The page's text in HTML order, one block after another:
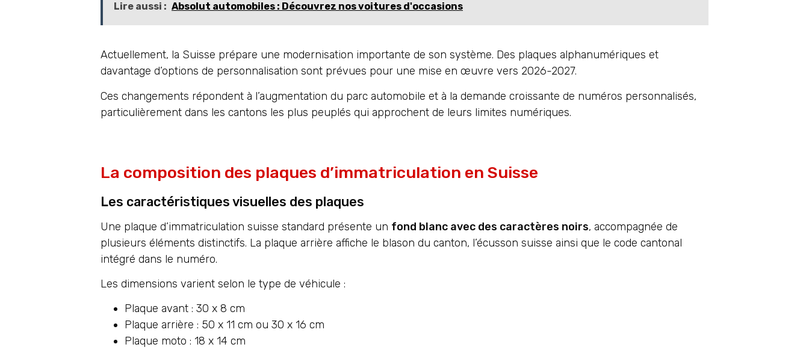
Lire aussi : Absolut automobiles : Découvrez nos voitures d'occasions
Actuellement, la Suisse prépare une modernisation importante de son système. Des plaques alphanumériques et
davantage d’options de personnalisation sont prévues pour une mise en œuvre vers 2026-2027.
Ces changements répondent à l’augmentation du parc automobile et à la demande croissante de numéros personnalisés,
particulièrement dans les cantons les plus peuplés qui approchent de leurs limites numériques.
La composition des plaques d’immatriculation en Suisse
Les caractéristiques visuelles des plaques
Une plaque d’immatriculation suisse standard présente un fond blanc avec des caractères noirs, accompagnée de
plusieurs éléments distinctifs. La plaque arrière affiche le blason du canton, l’écusson suisse ainsi que le code cantonal
intégré dans le numéro.
Les dimensions varient selon le type de véhicule :
Plaque avant : 30 x 8 cm
Plaque arrière : 50 x 11 cm ou 30 x 16 cm
Plaque moto : 18 x 14 cm